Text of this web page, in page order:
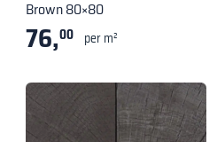
Brown 80×80
76,00 per m²